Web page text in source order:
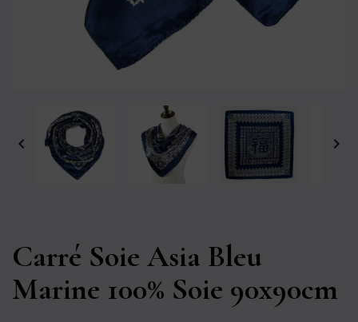
 
Carré Soie Asia Bleu
Marine 100% Soie 90x90cm